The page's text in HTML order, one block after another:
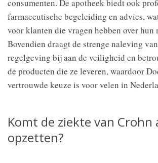
consumenten. De apotheek biedt ook
farmaceutische begeleiding en advies,
voor klanten die vragen hebben over hun
Bovendien draagt de strenge naleving
regelgeving bij aan de veiligheid en
de producten die ze leveren, waardoor
vertrouwde keuze is voor velen in
Komt de ziekte van Crohn
opzetten?